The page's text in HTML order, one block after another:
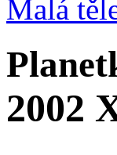
Malá
2002